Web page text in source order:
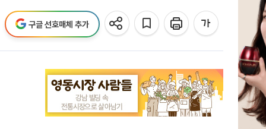
구글 선호매체 추가